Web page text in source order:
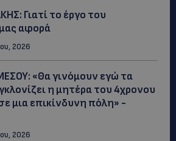
Γιατί το έργο του
αφορά
2026
«Θα γινόμουν εγώ τα
η μητέρα του 4χρονου
μια επικίνδυνη πόλη» -
2026